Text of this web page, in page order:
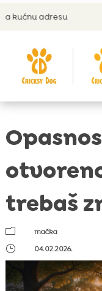
trebaš
m
mačka
}
04.02.2026.